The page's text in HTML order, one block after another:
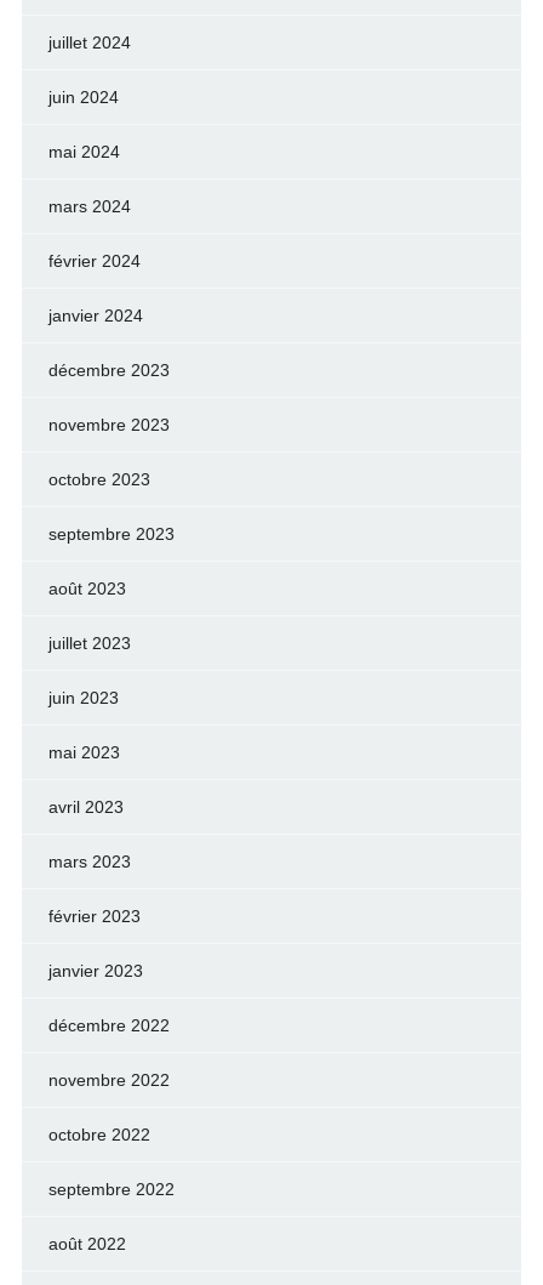
juillet 2024
juin 2024
mai 2024
mars 2024
février 2024
janvier 2024
décembre 2023
novembre 2023
octobre 2023
septembre 2023
août 2023
juillet 2023
juin 2023
mai 2023
avril 2023
mars 2023
février 2023
janvier 2023
décembre 2022
novembre 2022
octobre 2022
septembre 2022
août 2022